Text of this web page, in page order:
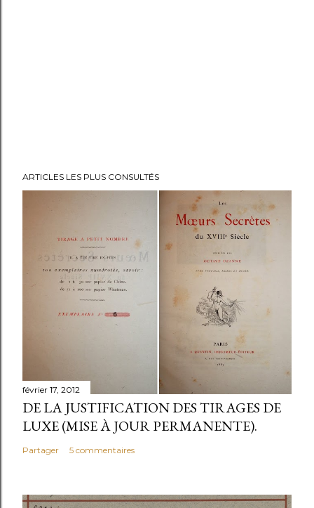
ARTICLES LES PLUS CONSULTÉS
février 17, 2012
DE LA JUSTIFICATION DES TIRAGES DE
LUXE (MISE À JOUR PERMANENTE).
Partager 5 commentaires